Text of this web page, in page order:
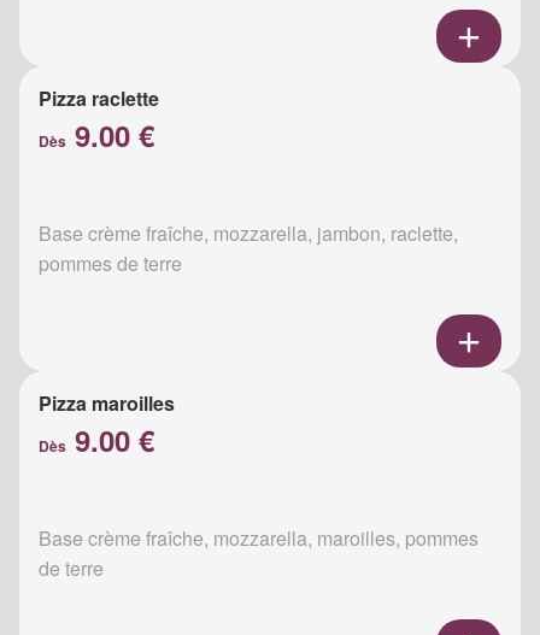
Pizza raclette
Dès 9.00 €
Base crème fraîche, mozzarella, jambon, raclette,
pommes de terre
Pizza maroilles
Dès 9.00 €
Base crème fraîche, mozzarella, maroilles, pommes
de terre